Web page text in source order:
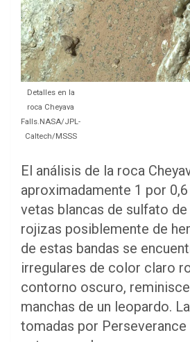
Detalles en la
roca Cheyava
Falls.NASA/JPL-
Caltech/MSSS
El análisis de la roca
aproximadamente 1 por
vetas blancas de sulfato
rojizas posiblemente de
de estas bandas se
irregulares de color claro
contorno oscuro,
manchas de un leopardo.
tomadas por Perseverance